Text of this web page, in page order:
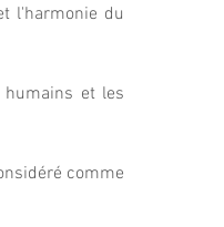
l'harmonie du
et les
comme